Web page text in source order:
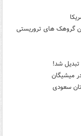
تبدیل شد!
میشیگان
سعودی